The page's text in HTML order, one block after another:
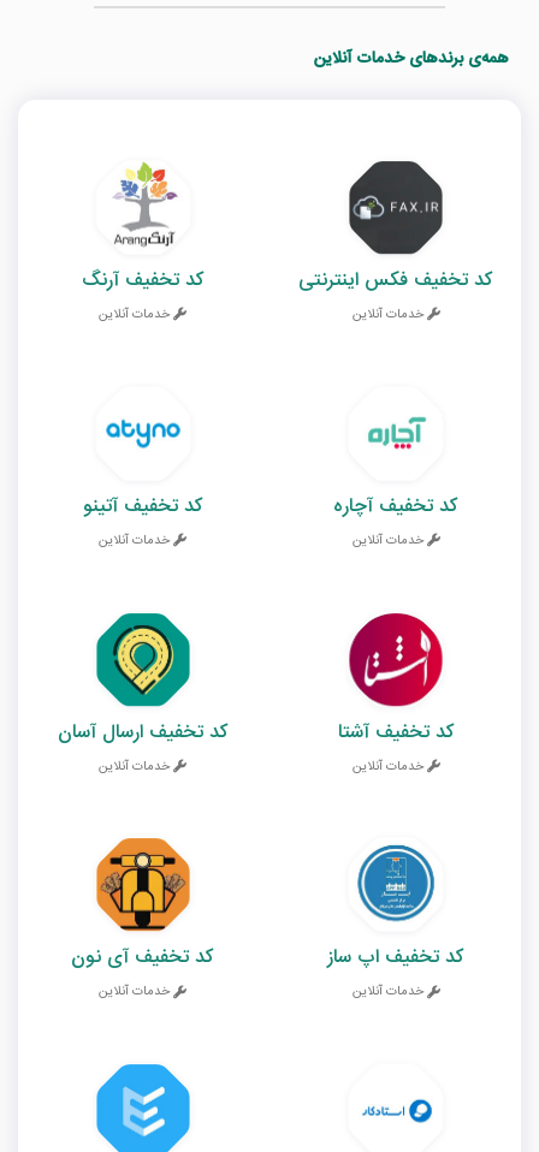
همه‌ی برندهای خدمات آنلاین
کد تخفیف فکس اینترنتی
خدمات آنلاین
کد تخفیف آرنگ
خدمات آنلاین
کد تخفیف آچاره
خدمات آنلاین
کد تخفیف آتینو
خدمات آنلاین
کد تخفیف آشتا
خدمات آنلاین
کد تخفیف ارسال آسان
خدمات آنلاین
کد تخفیف اپ ساز
خدمات آنلاین
کد تخفیف آی نون
خدمات آنلاین